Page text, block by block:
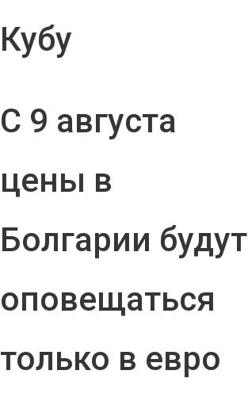
Кубу
С 9 августа
цены в
Болгарии будут
оповещаться
только в евро